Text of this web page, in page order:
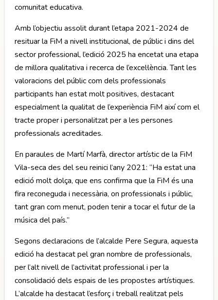
comunitat educativa.
Amb l’objectiu assolit durant l’etapa 2021-2024 de
resituar la FiM a nivell institucional, de públic i dins del
sector professional, l’edició 2025 ha encetat una etapa
de millora qualitativa i recerca de l’excel·lència. Tant les
valoracions del públic com dels professionals
participants han estat molt positives, destacant
especialment la qualitat de l’experiència FiM així com el
tracte proper i personalitzat per a les persones
professionals acreditades.
En paraules de Martí Marfà, director artístic de la FiM
Vila-seca des del seu reinici l’any 2021: “Ha estat una
edició molt dolça, que ens confirma que la FiM és una
fira reconeguda i necessària, on professionals i públic,
tant gran com menut, poden tenir a tocar el futur de la
música del país.”
Segons declaracions de l’alcalde Pere Segura, aquesta
edició ha destacat pel gran nombre de professionals,
per l’alt nivell de l’activitat professional i per la
consolidació dels espais de les propostes artístiques.
L’alcalde ha destacat l’esforç i treball realitzat pels